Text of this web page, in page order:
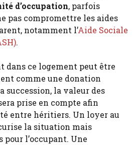
d’occupation, parfois
pas compromettre les aides
notamment l’Aide Sociale
.
ce logement peut être
comme une donation
succession, la valeur des
prise en compte afin
entre héritiers. Un loyer au
la situation mais
pour l’occupant. Une